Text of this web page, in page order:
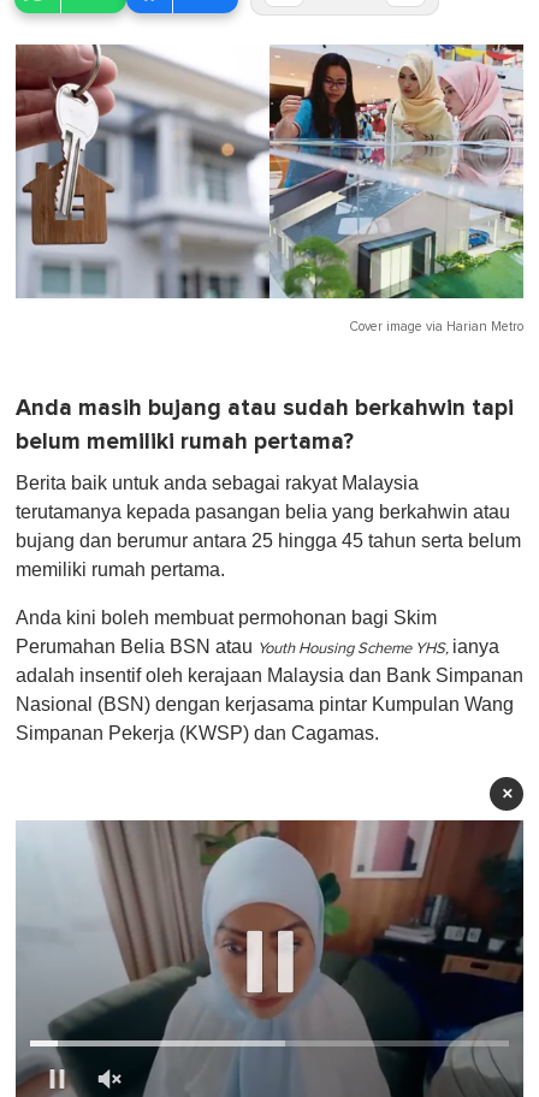
Cover image via Harian Metro
Anda masih bujang atau sudah berkahwin tapi
belum memiliki rumah pertama?
Berita baik untuk anda sebagai rakyat Malaysia
terutamanya kepada pasangan belia yang berkahwin atau
bujang dan berumur antara 25 hingga 45 tahun serta belum
memiliki rumah pertama.
Anda kini boleh membuat permohonan bagi Skim
Perumahan Belia BSN atau Youth Housing Scheme YHS, ianya
adalah insentif oleh kerajaan Malaysia dan Bank Simpanan
Nasional (BSN) dengan kerjasama pintar Kumpulan Wang
Simpanan Pekerja (KWSP) dan Cagamas.
×